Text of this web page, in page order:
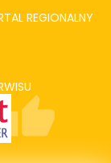
REGIONALNY